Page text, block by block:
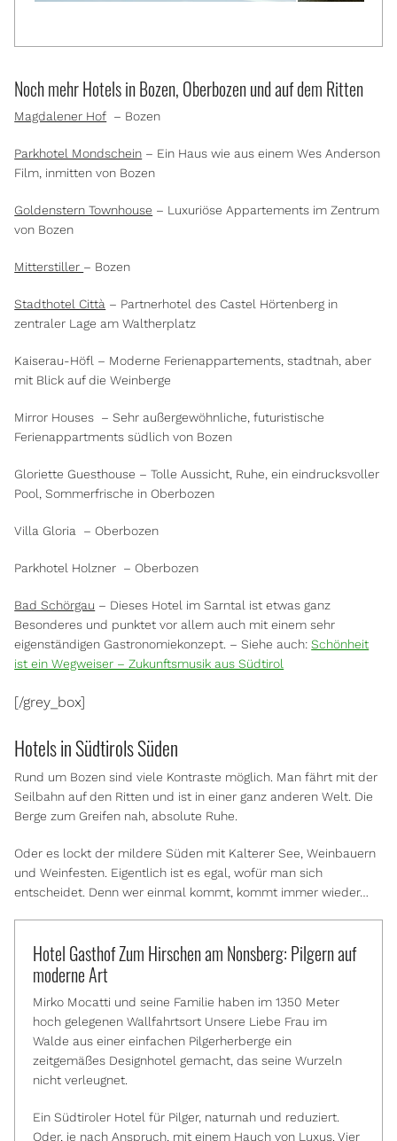
Noch mehr Hotels in Bozen, Oberbozen und auf dem Ritten
Magdalener Hof – Bozen
Parkhotel Mondschein – Ein Haus wie aus einem Wes Anderson
Film, inmitten von Bozen
Goldenstern Townhouse – Luxuriöse Appartements im Zentrum
von Bozen
Mitterstiller – Bozen
Stadthotel Città – Partnerhotel des Castel Hörtenberg in
zentraler Lage am Waltherplatz
Kaiserau-Höfl – Moderne Ferienappartements, stadtnah, aber
mit Blick auf die Weinberge
Mirror Houses – Sehr außergewöhnliche, futuristische
Ferienappartments südlich von Bozen
Gloriette Guesthouse – Tolle Aussicht, Ruhe, ein eindrucksvoller
Pool, Sommerfrische in Oberbozen
Villa Gloria – Oberbozen
Parkhotel Holzner – Oberbozen
Bad Schörgau – Dieses Hotel im Sarntal ist etwas ganz
Besonderes und punktet vor allem auch mit einem sehr
eigenständigen Gastronomiekonzept. – Siehe auch:Schönheit
ist ein Wegweiser – Zukunftsmusik aus Südtirol
[/grey_box]
Hotels in Südtirols Süden
Rund um Bozen sind viele Kontraste möglich. Man fährt mit der
Seilbahn auf den Ritten und ist in einer ganz anderen Welt. Die
Berge zum Greifen nah, absolute Ruhe.
Oder es lockt der mildere Süden mit Kalterer See, Weinbauern
und Weinfesten. Eigentlich ist es egal, wofür man sich
entscheidet. Denn wer einmal kommt, kommt immer wieder…
Hotel Gasthof Zum Hirschen am Nonsberg: Pilgern auf
moderne Art
Mirko Mocatti und seine Familie haben im 1350 Meter
hoch gelegenen Wallfahrtsort Unsere Liebe Frau im
Walde aus einer einfachen Pilgerherberge ein
zeitgemäßes Designhotel gemacht, das seine Wurzeln
nicht verleugnet.
Ein Südtiroler Hotel für Pilger, naturnah und reduziert.
Oder, je nach Anspruch, mit einem Hauch von Luxus. Vier